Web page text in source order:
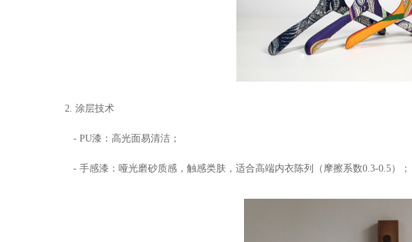
2. 涂层技术
- PU漆：高光面易清洁；
- 手感漆：哑光磨砂质感，触感类肤，适合高端内衣陈列（摩擦系数0.3-0.5）；